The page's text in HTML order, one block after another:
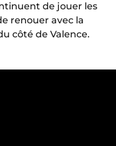
de jouer les
renouer avec la
côté de Valence.